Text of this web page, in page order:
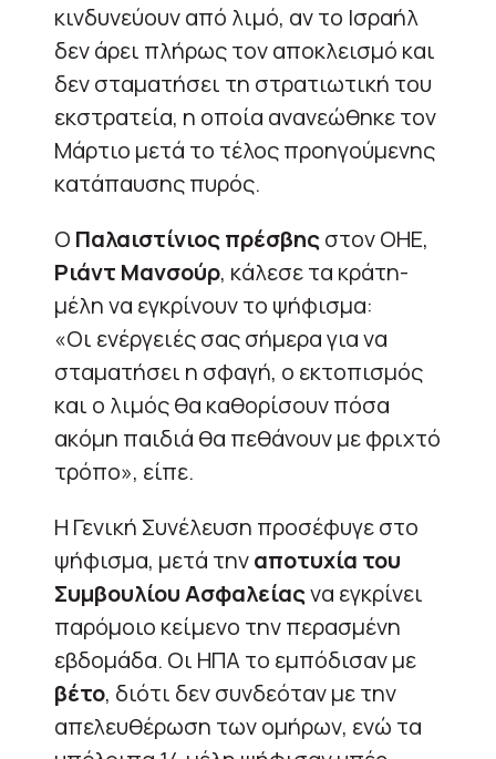
κινδυνεύουν από λιμό, αν το Ισραήλ
δεν άρει πλήρως τον αποκλεισμό και
δεν σταματήσει τη στρατιωτική του
εκστρατεία, η οποία ανανεώθηκε τον
Μάρτιο μετά το τέλος προηγούμενης
κατάπαυσης πυρός.
Ο Παλαιστίνιος πρέσβηςστον ΟΗΕ,
Ριάντ Μανσούρ, κάλεσε τα κράτη-
μέλη να εγκρίνουν το ψήφισμα:
«Οι ενέργειές σας σήμερα για να
σταματήσει η σφαγή, ο εκτοπισμός
και ο λιμός θα καθορίσουν πόσα
ακόμη παιδιά θα πεθάνουν με φριχτό
τρόπο», είπε.
Η Γενική Συνέλευση προσέφυγε στο
ψήφισμα, μετά τηναποτυχία του
Συμβουλίου Ασφαλείαςνα εγκρίνει
παρόμοιο κείμενο την περασμένη
εβδομάδα. Οι ΗΠΑ το εμπόδισαν με
βέτο, διότι δεν συνδεόταν με την
απελευθέρωση των ομήρων, ενώ τα